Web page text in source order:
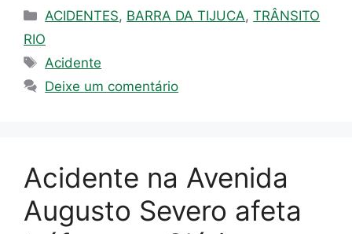
Categorias
ACIDENTES, BARRA DA TIJUCA,TRÂNSITO
RIO
Tags
Acidente
Deixe um comentário
Acidente na Avenida
Augusto Severo afeta